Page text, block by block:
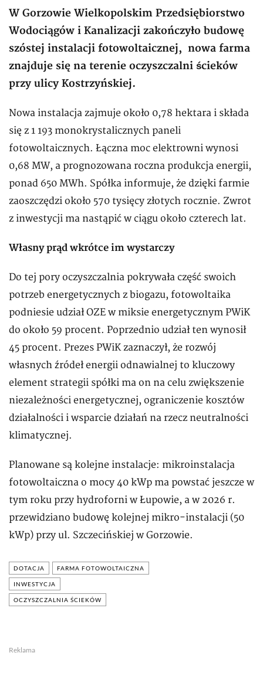
W Gorzowie Wielkopolskim Przedsiębiorstwo
Wodociągów i Kanalizacji zakończyło budowę
szóstej instalacji fotowoltaicznej, nowa farma
znajduje się na terenie oczyszczalni ścieków
przy ulicy Kostrzyńskiej.
Nowa instalacja zajmuje około 0,78 hektara i składa
się z 1 193 monokrystalicznych paneli
fotowoltaicznych. Łączna moc elektrowni wynosi
0,68 MW, a prognozowana roczna produkcja energii,
ponad 650 MWh. Spółka informuje, że dzięki farmie
zaoszczędzi około 570 tysięcy złotych rocznie. Zwrot
z inwestycji ma nastąpić w ciągu około czterech lat.
Własny prąd wkrótce im wystarczy
Do tej pory oczyszczalnia pokrywała część swoich
potrzeb energetycznych z biogazu, fotowoltaika
podniesie udział OZE w miksie energetycznym PWiK
do około 59 procent. Poprzednio udział ten wynosił
45 procent. Prezes PWiK zaznaczył, że rozwój
własnych źródeł energii odnawialnej to kluczowy
element strategii spółki ma on na celu zwiększenie
niezależności energetycznej, ograniczenie kosztów
działalności i wsparcie działań na rzecz neutralności
klimatycznej.
Planowane są kolejne instalacje: mikroinstalacja
fotowoltaiczna o mocy 40 kWp ma powstać jeszcze w
tym roku przy hydroforni w Łupowie, a w 2026 r.
przewidziano budowę kolejnej mikro-instalacji (50
kWp) przy ul. Szczecińskiej w Gorzowie.
DOTACJA FARMA FOTOWOLTAICZNA
INWESTYCJA
OCZYSZCZALNIA ŚCIEKÓW
Reklama